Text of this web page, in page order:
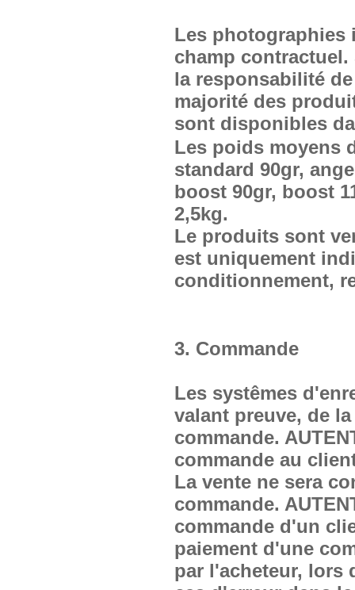
Les photographies
champ
la responsabilité
majorité des
sont disponibles
Les poids moyens
standard 90gr,
boost 90gr, boost
2,5kg.
Le produits sont
est uniquement
conditionnement,
3. Commande
Les systêmes
valant preuve, de
commande.
commande au
La vente ne sera
commande.
commande d'un
paiement d'une
par l'acheteur, lors